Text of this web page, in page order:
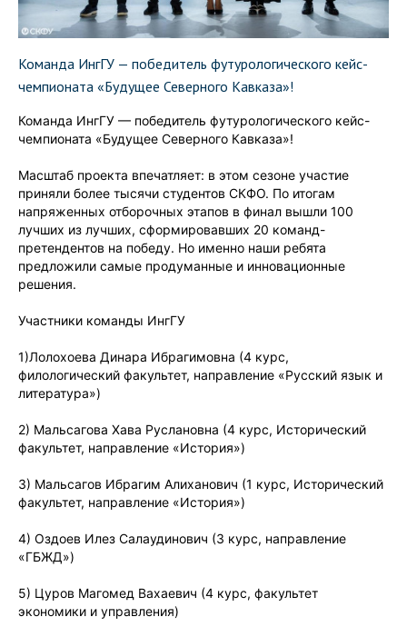
Команда ИнгГУ — победитель футурологического кейс-
чемпионата «Будущее Северного Кавказа»!
Команда ИнгГУ — победитель футурологического кейс-
чемпионата «Будущее Северного Кавказа»!
Масштаб проекта впечатляет: в этом сезоне участие
приняли более тысячи студентов СКФО. По итогам
напряженных отборочных этапов в финал вышли 100
лучших из лучших, сформировавших 20 команд-
претендентов на победу. Но именно наши ребята
предложили самые продуманные и инновационные
решения.
Участники команды ИнгГУ
1)Лолохоева Динара Ибрагимовна (4 курс,
филологический факультет, направление «Русский язык и
литература»)
2) Мальсагова Хава Руслановна (4 курс, Исторический
факультет, направление «История»)
3) Мальсагов Ибрагим Алиханович (1 курс, Исторический
факультет, направление «История»)
4) Оздоев Илез Салаудинович (3 курс, направление
«ГБЖД»)
5) Цуров Магомед Вахаевич (4 курс, факультет
экономики и управления)